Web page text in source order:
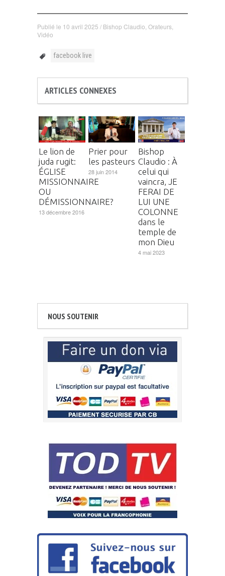
Publié le 10 avril 2025 / Bishop Claudio Orateurs
Vidéo
facebook live
ARTICLES CONNEXES
Le lion de
juda rugit:
ÉGLISE
MISSIONNAIRE
OU
DÉMISSIONNAIRE?
13 décembre 2016
Prier pour
les pasteurs
28 juin 2014
Bishop
Claudio : À
celui qui
vaincra, JE
FERAI DE
LUI UNE
COLONNE
dans le
temple de
mon Dieu
4 mai 2023
NOUS SOUTENIR